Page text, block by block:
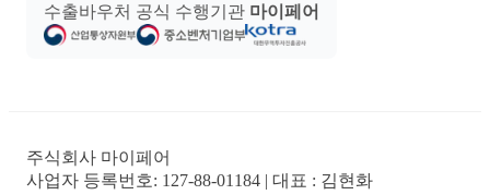
수출바우처 공식 수행기관 마이페어
주식회사 마이페어
사업자 등록번호: 127-88-01184 | 대표 : 김현화